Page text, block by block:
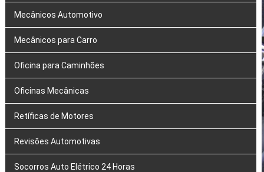
Mecânicos Automotivo
Mecânicos para Carro
Oficina para Caminhões
Oficinas Mecânicas
Retíficas de Motores
Revisões Automotivas
Socorros Auto Elétrico 24 Horas